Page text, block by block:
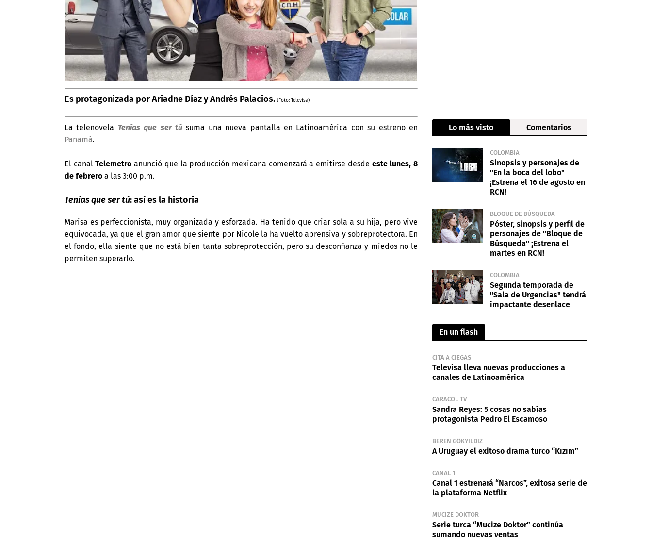
Es protagonizada por Ariadne Díaz y Andrés Palacios. (Foto: Televisa)
La telenovela Tenías que ser tú suma una nueva pantalla en Latinoamérica con su estreno en
Panamá.
El canalTelemetro anunció que la producción mexicana comenzará a emitirse desde este lunes, 8
de febrero a las 3:00 p.m.
Tenías que ser tú: así es la historia
Marisa es perfeccionista, muy organizada y esforzada. Ha tenido que criar sola a su hija, pero vive
equivocada, ya que el gran amor que siente por Nicole la ha vuelto aprensiva y sobreprotectora. En
el fondo, ella siente que no está bien tanta sobreprotección, pero su desconfianza y miedos no le
permiten superarlo.
Lo más visto Comentarios
COLOMBIA
Sinopsis y personajes de
"En la boca del lobo"
¡Estrena el 16 de agosto en
RCN!
BLOQUE DE BÚSQUEDA
Póster, sinopsis y perfil de
personajes de "Bloque de
Búsqueda" ¡Estrena el
martes en RCN!
COLOMBIA
Segunda temporada de
"Sala de Urgencias" tendrá
impactante desenlace
En un flash
CITA A CIEGAS
Televisa lleva nuevas producciones a
canales de Latinoamérica
CARACOL TV
Sandra Reyes: 5 cosas no sabías
protagonista Pedro El Escamoso
BEREN GÖKYILDIZ
A Uruguay el exitoso drama turco “Kızım”
CANAL 1
Canal 1 estrenará “Narcos”, exitosa serie de
la plataforma Netflix
MUCIZE DOKTOR
Serie turca “Mucize Doktor” continúa
sumando nuevas ventas